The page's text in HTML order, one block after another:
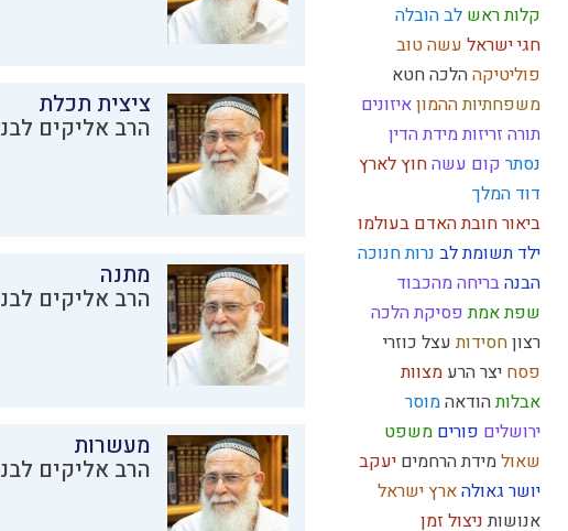
קלות ראש לבהובלה
חגי ישראל עשה טוב
פוליטיקההלכהחטא
משפחתיותההמוןאיזונים
תורה זריזותמידת הדין
נסתר קום עשהחוץ לארץ
דוד המלך
ביאור חובת האדם בעולמו
ילד תשומת לב נרות חנוכה
הבנהבריחה מהכבוד
שפת אמת פסיקת הלכה
רצוןחסידותעצל כוזרי
פסח יצר הרע מצוות
אבלותהודאהמוסר
ירושלים פורים משפט
שאולמידת הרחמים יעקב
יושר גאולהארץ ישראל
אנושותניצול זמן
ציצית תכלת
הרב אליקים
מתנה
הרב אליקים
מעשרות
הרב אליקים